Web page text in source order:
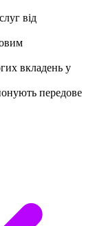
від
вкладень у
передове